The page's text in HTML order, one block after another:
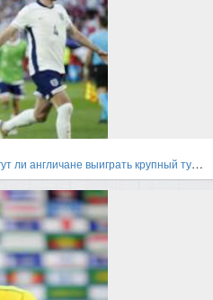
крупный турнир под руководством Гарета Саутгейта?